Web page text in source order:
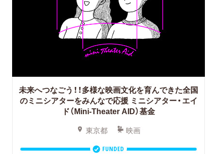
未来へつなごう！！多様な映画文化を育んできた全国
のミニシアターをみんなで応援ミニシアター・エイ
ド（Mini-Theater AID）基金
東京都 映画
FUNDED